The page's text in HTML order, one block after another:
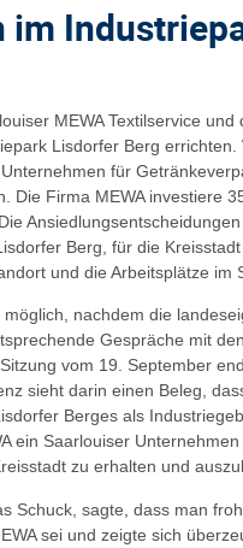
im
MEWA Textilservice und
Lisdorfer Berg
für
Die Firma MEWA investiere
Berg, für die
und die Arbeitsplätze im
nachdem die
Gespräche mit
vom 19. September
sieht darin einen Beleg,
Berges als
ein Saarlouiser
zu erhalten und
Schuck, sagte, dass man
sei und zeigte sich